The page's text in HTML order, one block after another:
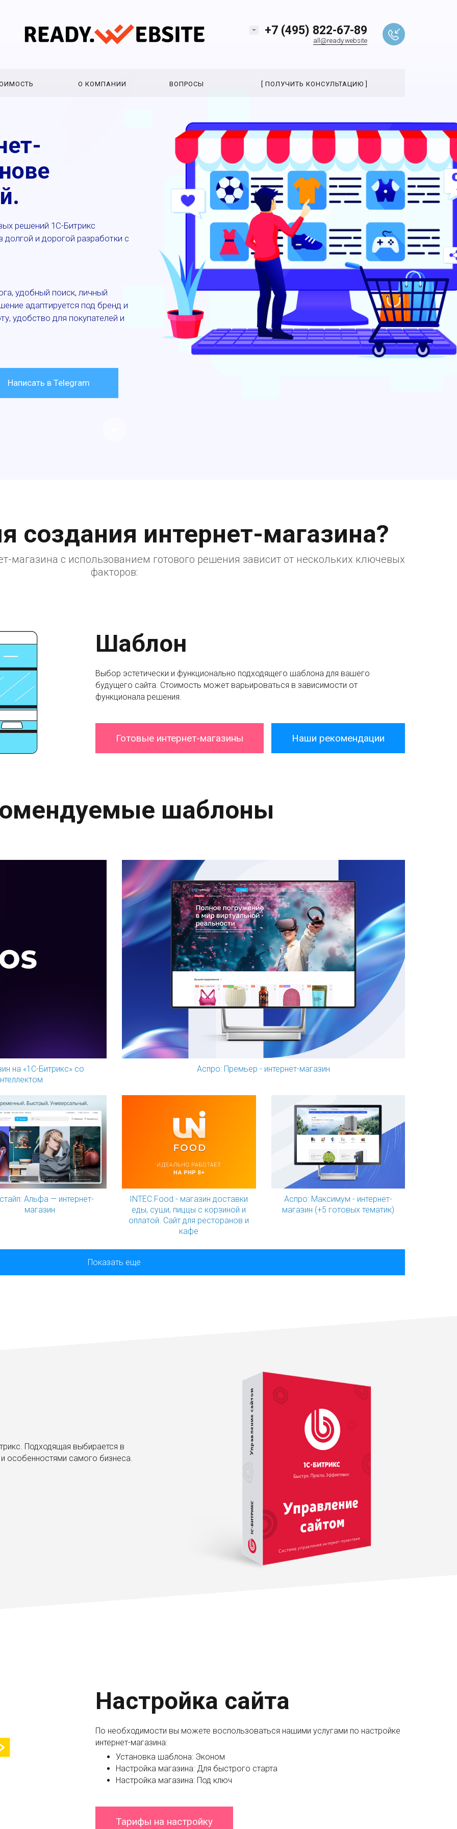
+7 (495) 822-67-89
all@ready.website
О КОМПАНИИ ВОПРОСЫ [ ПОЛУЧИТЬ КОНСУЛЬТАЦИЮ ]
решений 1С-Битрикс
долгой и дорогой разработки с
удобный поиск, личный
адаптируется под бренд и
удобство для покупателей и
Написать в Telegram
создания интернет-магазина?
магазина с использованием готового решения зависит от нескольких ключевых
факторов:
Шаблон
Выбор эстетически и функционально подходящего шаблона для вашего
будущего сайта. Стоимость может варьироваться в зависимости от
функционала решения.
Готовые интернет-магазины Наши рекомендации
шаблоны
на «1С-Битрикс» со
Аспро: Премьер - интернет-магазин
Альфа — интернет-
магазин
INTEC.Food - магазин доставки
еды, суши, пиццы с корзиной и
оплатой. Сайт для ресторанов и
кафе
Аспро: Максимум - интернет-
магазин (+5 готовых тематик)
Показать еще
Подходящая выбирается в
особенностями самого бизнеса.
Настройка сайта
По необходимости вы можете воспользоваться нашими услугами по настройке
интернет-магазина:
Установка шаблона: Эконом
Настройка магазина: Для быстрого старта
Настройка магазина: Под ключ
Тарифы на настройку